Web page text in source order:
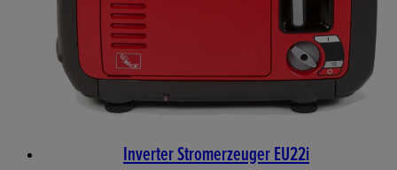
Inverter Stromerzeuger EU22i